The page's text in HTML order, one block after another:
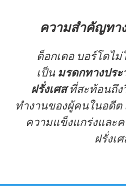
ความสำคัญทา
ด็อกเดอ บอร์โดไ
เป็น มรดกทางปร
ฝรั่งเศสที่สะท้อนถึง
ทำงานของผู้คนในอดี
ความแข็งแกร่งและ
ฝรั่งเ